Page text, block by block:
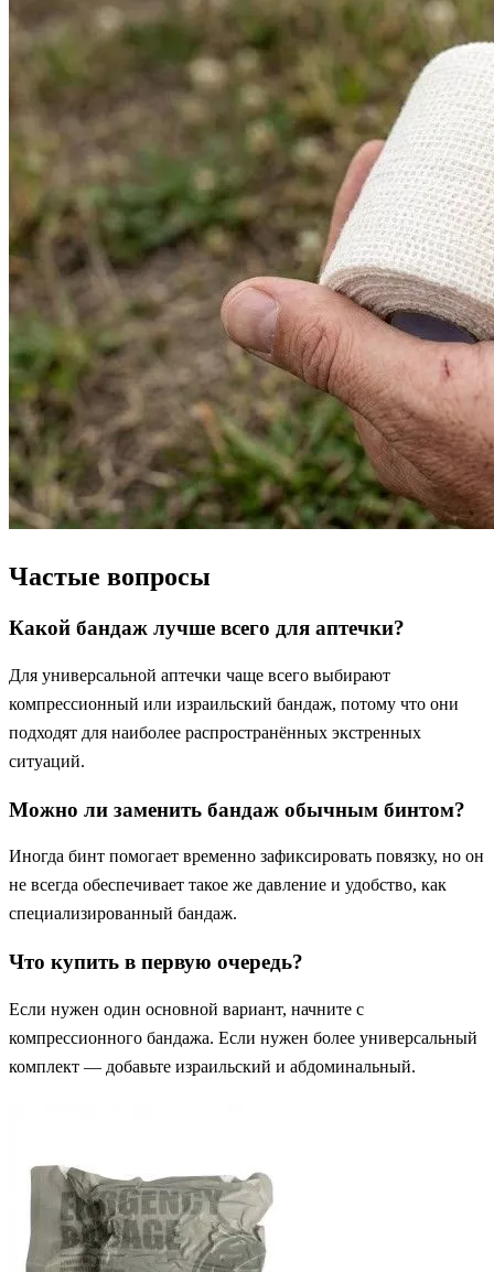
Частые вопросы
Какой бандаж лучше всего для аптечки?
Для универсальной аптечки чаще всего выбирают
компрессионный или израильский бандаж, потому что они
подходят для наиболее распространённых экстренных
ситуаций.
Можно ли заменить бандаж обычным бинтом?
Иногда бинт помогает временно зафиксировать повязку, но он
не всегда обеспечивает такое же давление и удобство, как
специализированный бандаж.
Что купить в первую очередь?
Если нужен один основной вариант, начните с
компрессионного бандажа. Если нужен более универсальный
комплект — добавьте израильский и абдоминальный.